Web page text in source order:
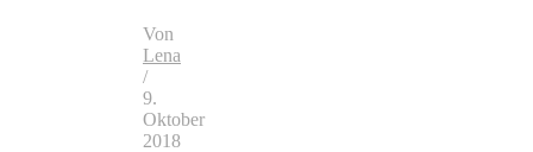
Von
Lena
/
9.
Oktober
2018